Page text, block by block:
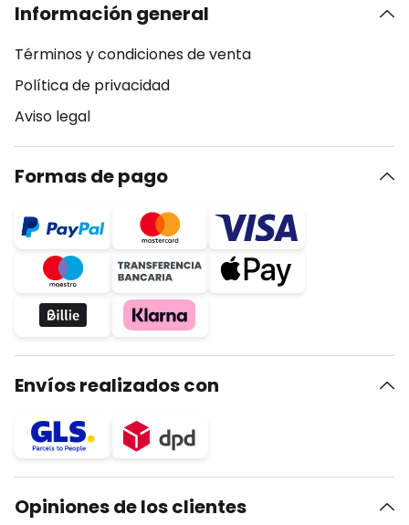
Información general
Términos y condiciones de venta
Política de privacidad
Aviso legal
Formas de pago
Envíos realizados con
Opiniones de los clientes